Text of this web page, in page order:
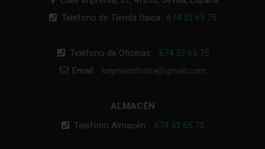
Teléfono de Tienda física: 674 53 65 75
Teléfono de Oficinas: 674 53 65 75
Email: kaymanshisha@gmail.com
ALMACÉN
Teléfono Almacén: 674 53 65 75